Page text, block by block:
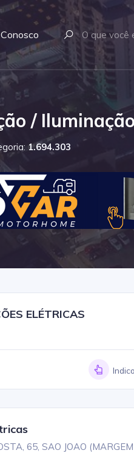
/ Iluminação
1.694.303
ELÉTRICAS
65, SAO JOAO